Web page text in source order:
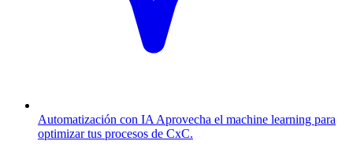
Automatización con IA Aprovecha el machine learning para
optimizar tus procesos de CxC.